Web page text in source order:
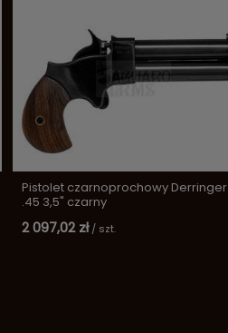
Pistolet czarnoprochowy Derringer
.45 3,5" czarny
2 097,02 zł / szt.